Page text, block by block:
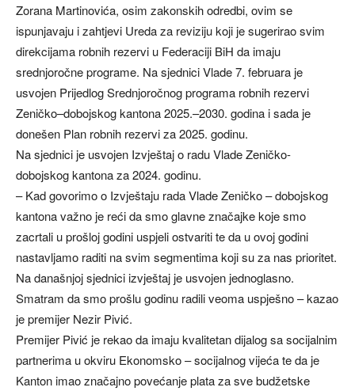
Zorana Martinovića, osim zakonskih odredbi, ovim se
ispunjavaju i zahtjevi Ureda za reviziju koji je sugerirao svim
direkcijama robnih rezervi u Federaciji BiH da imaju
srednjoročne programe. Na sjednici Vlade 7. februara je
usvojen Prijedlog Srednjoročnog programa robnih rezervi
Zeničko–dobojskog kantona 2025.–2030. godina i sada je
donešen Plan robnih rezervi za 2025. godinu.
Na sjednici je usvojen Izvještaj o radu Vlade Zeničko-
dobojskog kantona za 2024. godinu.
– Kad govorimo o Izvještaju rada Vlade Zeničko – dobojskog
kantona važno je reći da smo glavne značajke koje smo
zacrtali u prošloj godini uspjeli ostvariti te da u ovoj godini
nastavljamo raditi na svim segmentima koji su za nas prioritet.
Na današnjoj sjednici izvještaj je usvojen jednoglasno.
Smatram da smo prošlu godinu radili veoma uspješno – kazao
je premijer Nezir Pivić.
Premijer Pivić je rekao da imaju kvalitetan dijalog sa socijalnim
partnerima u okviru Ekonomsko – socijalnog vijeća te da je
Kanton imao značajno povećanje plata za sve budžetske